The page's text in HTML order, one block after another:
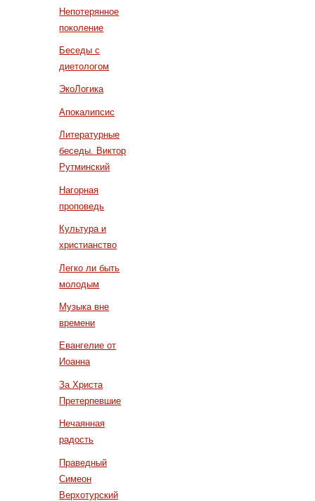
Непотерянное
поколение
Беседы с
диетологом
ЭкоЛогика
Апокалипсис
Литературные
беседы. Виктор
Рутминский
Нагорная
проповедь
Культура и
христианство
Легко ли быть
молодым
Музыка вне
времени
Евангелие от
Иоанна
За Христа
Претерпевшие
Нечаянная
радость
Праведный
Симеон
Верхотурский